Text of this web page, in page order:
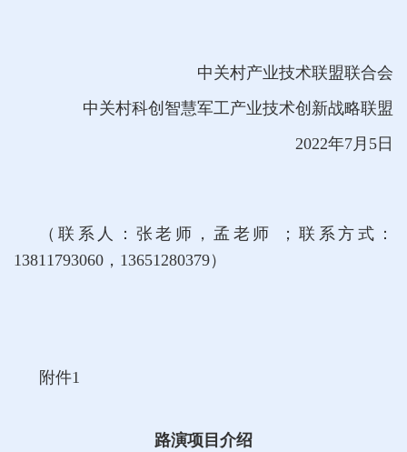
中关村产业技术联盟联合会
中关村科创智慧军工产业技术创新战略联盟
2022年7月5日
（联系人：张老师，孟老师 ；联系方式：
13811793060，13651280379）
附件1
路演项目介绍